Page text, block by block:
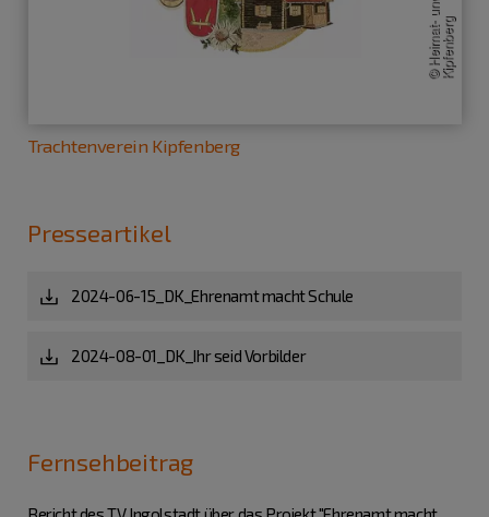
Trachtenverein Kipfenberg
Presseartikel
2024-06-15_DK_Ehrenamt macht Schule
2024-08-01_DK_Ihr seid Vorbilder
Fernsehbeitrag